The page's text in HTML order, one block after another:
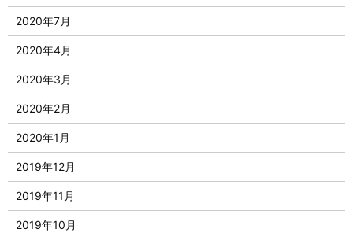
2020年7月
2020年4月
2020年3月
2020年2月
2020年1月
2019年12月
2019年11月
2019年10月